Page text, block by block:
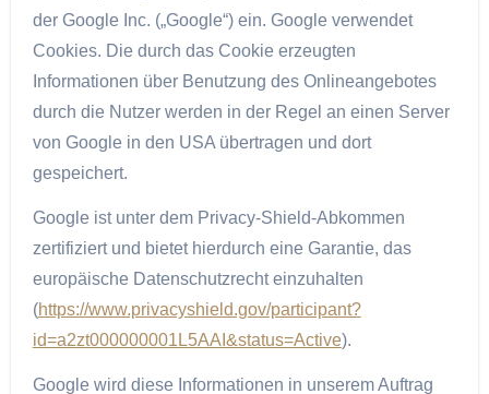
der Google Inc. („Google“) ein. Google verwendet
Cookies. Die durch das Cookie erzeugten
Informationen über Benutzung des Onlineangebotes
durch die Nutzer werden in der Regel an einen Server
von Google in den USA übertragen und dort
gespeichert.
Google ist unter dem Privacy-Shield-Abkommen
zertifiziert und bietet hierdurch eine Garantie, das
europäische Datenschutzrecht einzuhalten
(https://www.privacyshield.gov/participant?
id=a2zt000000001L5AAI&status=Active).
Google wird diese Informationen in unserem Auftrag